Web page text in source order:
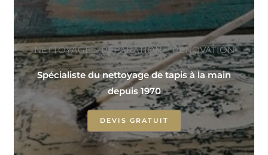
NETTOYAGE ~ RÉPARATION ~ RÉNOVATION
Spécialiste du nettoyage de tapis à la main
depuis 1970
DEVIS GRATUIT